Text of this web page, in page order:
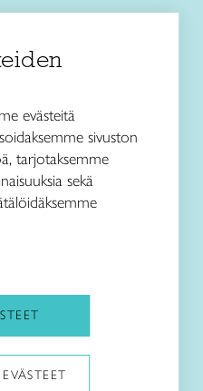
Taito-lehti:
evästeitä
sivuston
tarjotaksemme
sekä